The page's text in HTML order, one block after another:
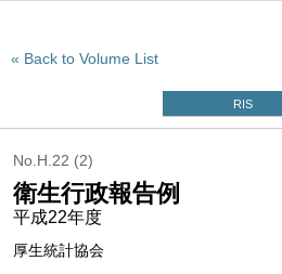
Back to Volume List
RIS
No.H.22 (2)
衛生行政報告例
平成22年度
厚生統計協会